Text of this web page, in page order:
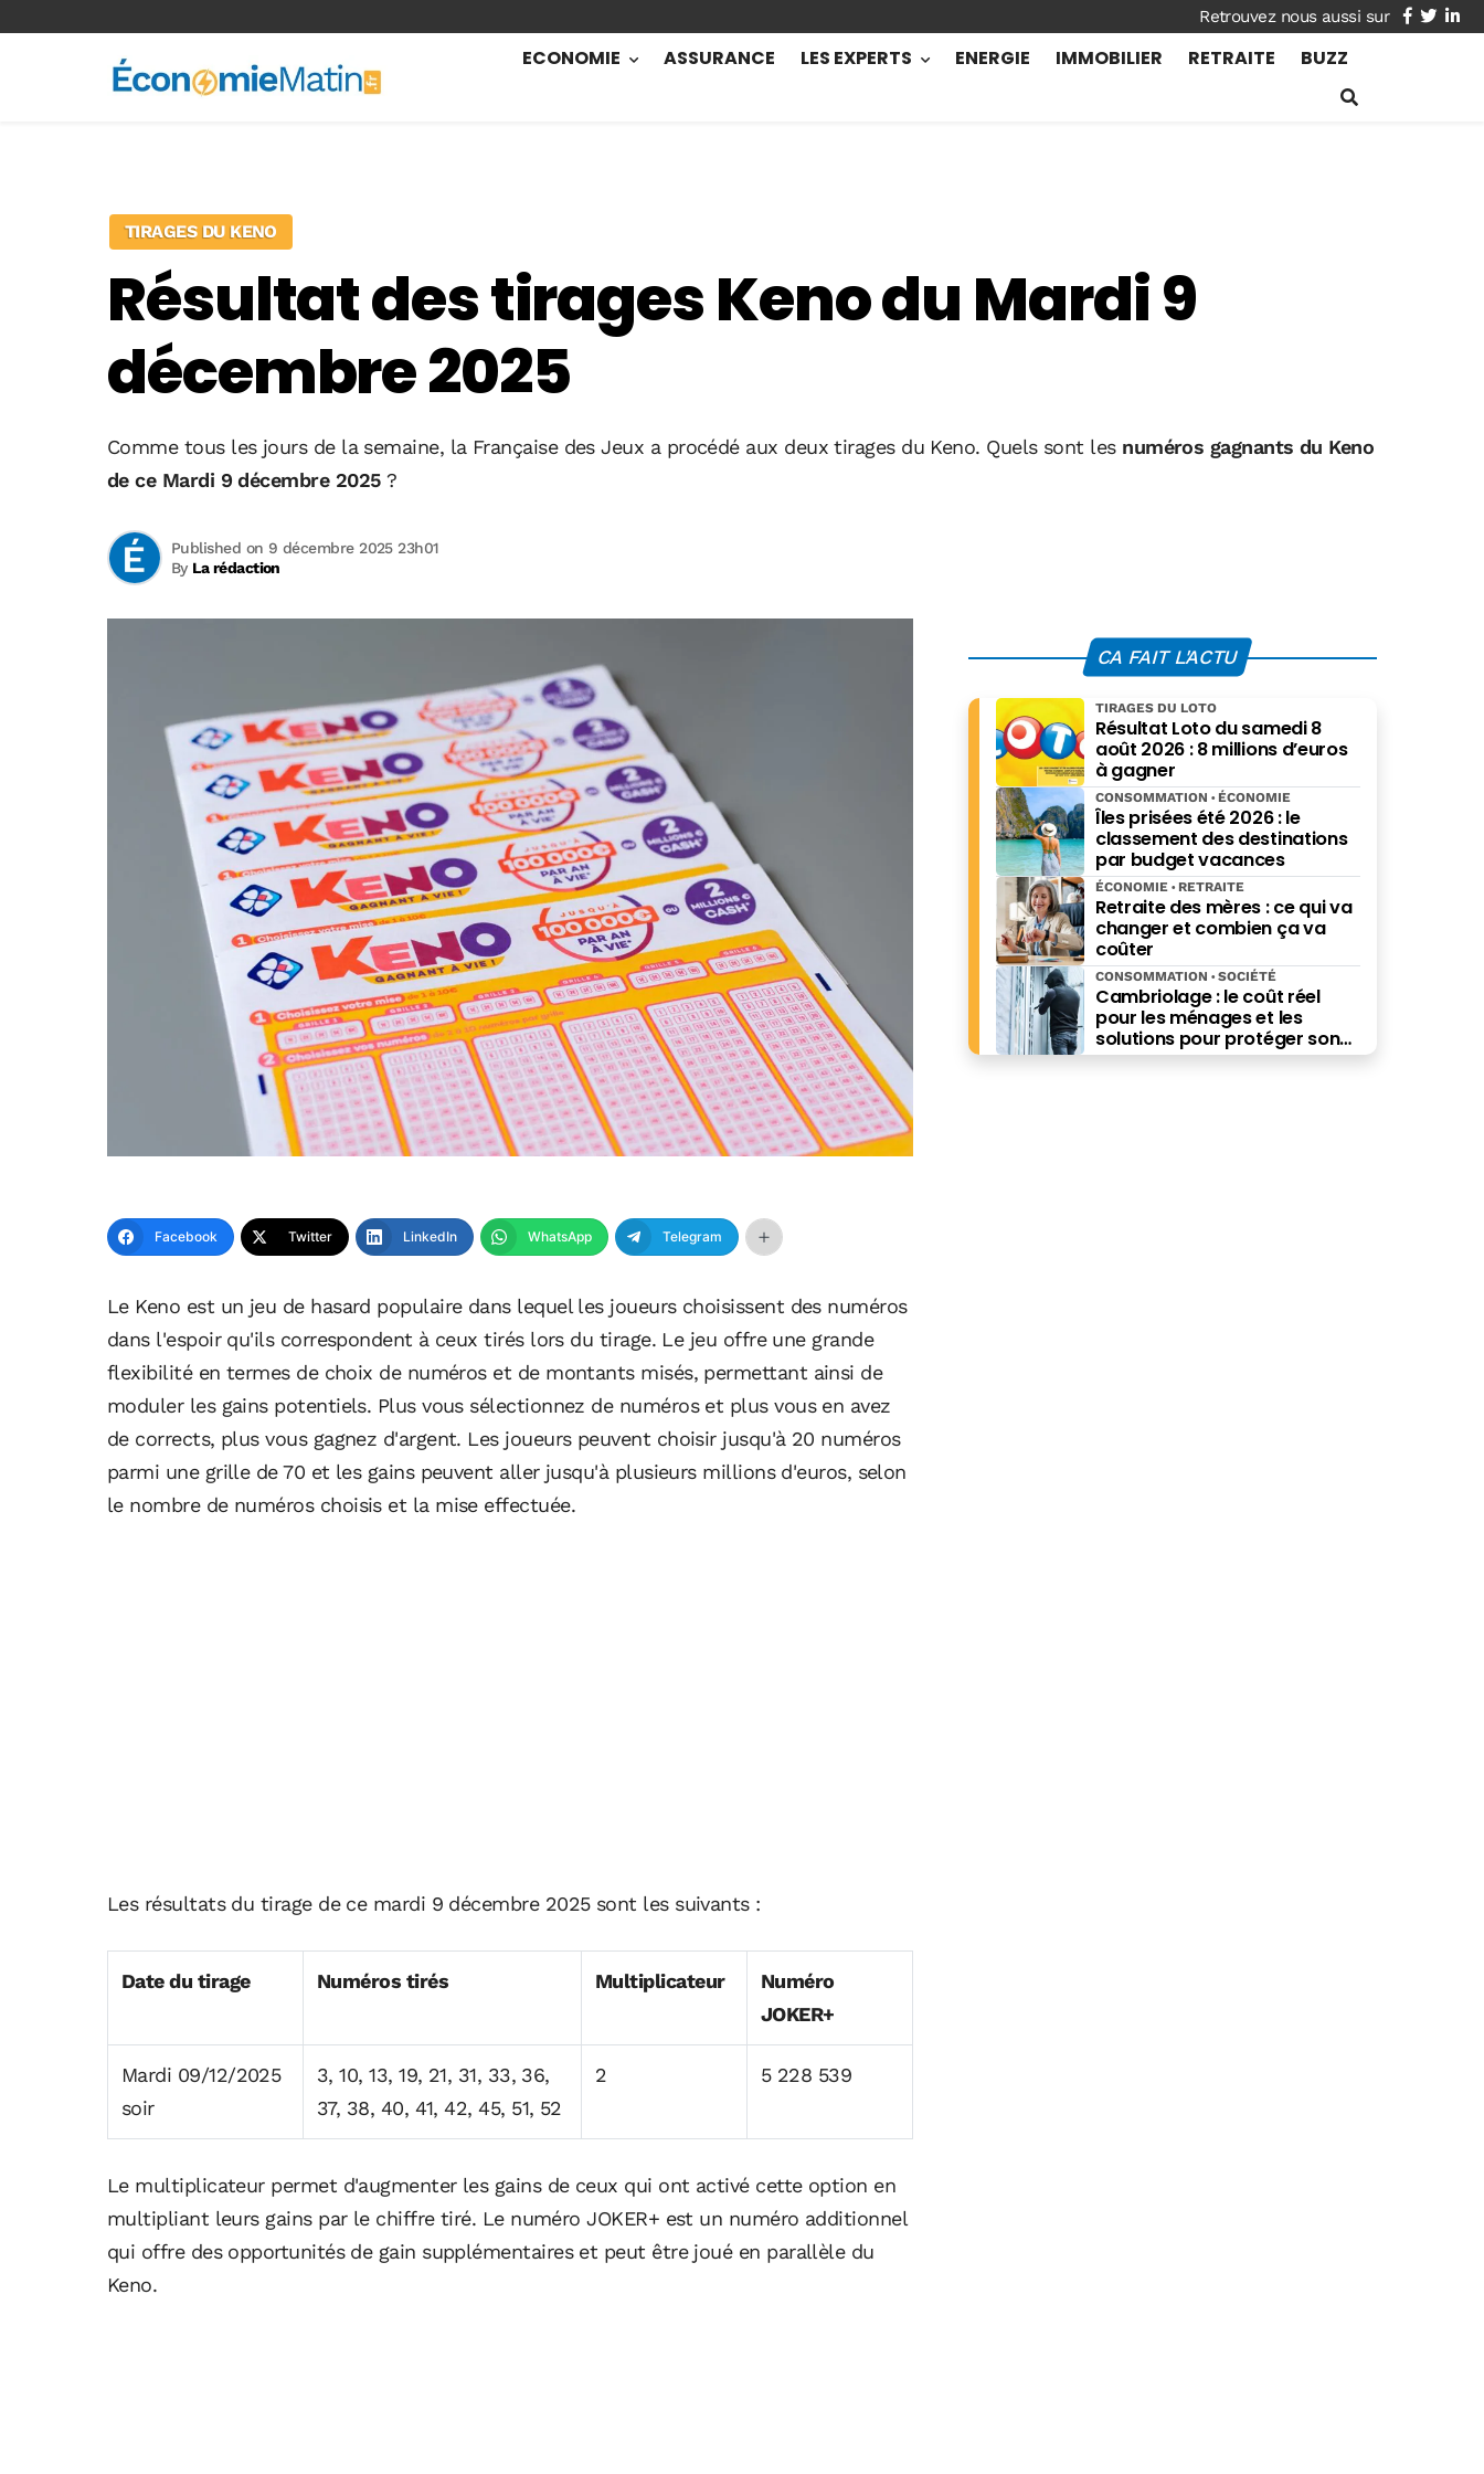
facebook
twitter
ECONOMIE ASSURANCE LES EXPERTS ENERGIE IMMOBILIER RETRAITE BUZZ
TIRAGES DU KENO
Résultat des tirages Keno du Mardi 9
décembre 2025
Comme tous les jours de la semaine, la Française des Jeux a procédé aux deux tirages du Keno. Quels sont les numéros gagnants du Keno
de ce Mardi 9 décembre 2025 ?
By La rédaction
Published on 9 décembre 2025 23h01
Facebook Twitter LinkedIn WhatsApp Telegram
Le Keno est un jeu de hasard populaire dans lequel les joueurs choisissent des numéros
dans l'espoir qu'ils correspondent à ceux tirés lors du tirage. Le jeu offre une grande
flexibilité en termes de choix de numéros et de montants misés, permettant ainsi de
moduler les gains potentiels. Plus vous sélectionnez de numéros et plus vous en avez
de corrects, plus vous gagnez d'argent. Les joueurs peuvent choisir jusqu'à 20 numéros
parmi une grille de 70 et les gains peuvent aller jusqu'à plusieurs millions d'euros, selon
le nombre de numéros choisis et la mise effectuée.
Les résultats du tirage de ce mardi 9 décembre 2025 sont les suivants :
Date du tirage Numéros tirés Multiplicateur
Numéro
JOKER+
Mardi 09/12/2025
soir
3, 10, 13, 19, 21, 31, 33, 36,
37, 38, 40, 41, 42, 45, 51, 52
2 5 228 539
Le multiplicateur permet d'augmenter les gains de ceux qui ont activé cette option en
multipliant leurs gains par le chiffre tiré. Le numéro JOKER+ est un numéro additionnel
qui offre des opportunités de gain supplémentaires et peut être joué en parallèle du
Keno.
CA FAIT L'ACTU
Résultat Loto du samedi 8
août 2026 : 8 millions d’euros
à gagner
TIRAGES DU LOTO
Îles prisées été 2026 : le
classement des destinations
par budget vacances
CONSOMMATION ÉCONOMIE
Retraite des mères : ce qui va
changer et combien ça va
coûter
ÉCONOMIE RETRAITE
Cambriolage : le coût réel
pour les ménages et les
solutions pour protéger son
budget
CONSOMMATION SOCIÉTÉ